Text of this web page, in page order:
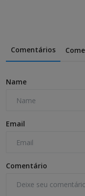
Comentários
Name
Email
Comentário